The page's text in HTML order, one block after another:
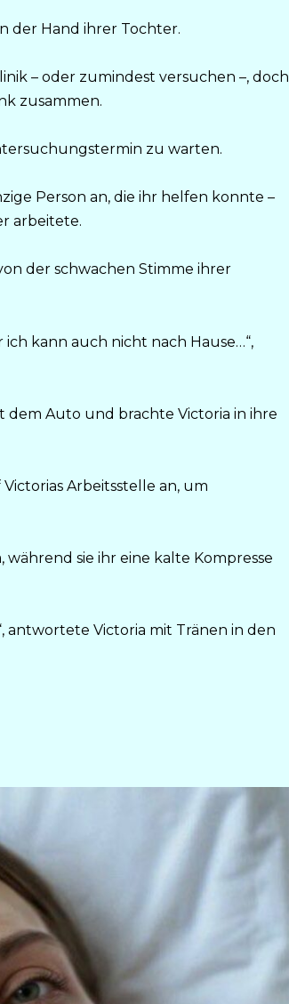
der Hand ihrer Tochter.
– oder zumindest versuchen –, doch
zusammen.
zu warten.
Person an, die ihr helfen konnte –
arbeitete.
der schwachen Stimme ihrer
kann auch nicht nach Hause…“,
dem Auto und brachte Victoria in ihre
Arbeitsstelle an, um
während sie ihr eine kalte Kompresse
antwortete Victoria mit Tränen in den